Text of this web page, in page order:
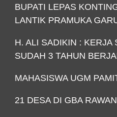
BUPATI LEPAS
LANTIK PRAMUKA
H. ALI SADIKIN : KERJA
SUDAH 3 TAHUN
MAHASISWA UGM
21 DESA DI GBA